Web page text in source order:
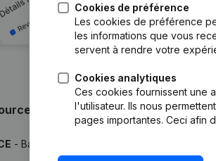
- Banque-Carrefour des Entreprises
Cookies de préférence
Les cookies de préférence
les informations que vous
servent à rendre votre
Cookies analytiques
Ces cookies fournissent une
l'utilisateur. Ils nous
pages importantes. Ceci afin